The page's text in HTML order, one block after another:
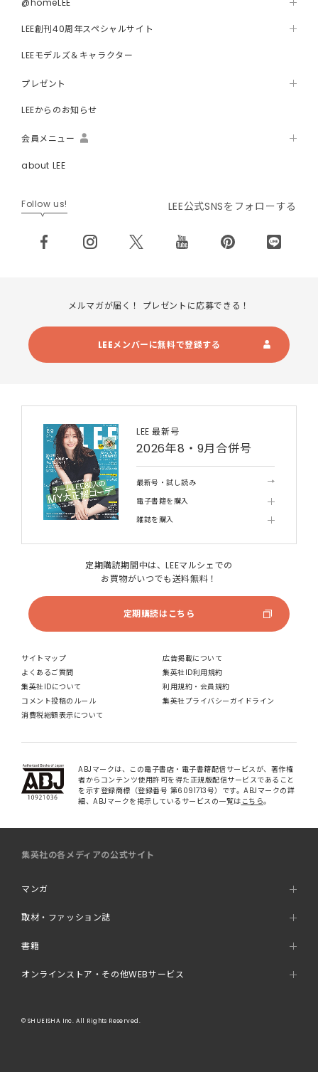
LEE創刊40周年スペシャルサイト
LEEモデルズ＆キャラクター
プレゼント
LEEからのお知らせ
会員メニュー
about LEE
Follow us! LEE公式SNSをフォローする
メルマガが届く！ プレゼントに応募できる！
LEEメンバーに無料で登録する
LEE 最新号
2026年8・9月合併号
最新号・試し読み
電子書籍を購入
雑誌を購入
定期購読期間中は、LEEマルシェでの
お買物がいつでも送料無料！
定期購読はこちら
サイトマップ
広告掲載について
よくあるご質問
集英社ID利用規約
集英社IDについて
利用規約・会員規約
コメント投稿のルール
集英社プライバシーガイドライン
消費税総額表示について
ABJマークは、この電子書店・電子書籍配信サービスが、著作権
者からコンテンツ使用許可を得た正規版配信サービスであること
を示す登録商標（登録番号 第6091713号）です。ABJマークの詳
細、ABJマークを掲示しているサービスの一覧は こちら。
集英社の各メディアの公式サイト
マンガ
取材・ファッション誌
書籍
オンラインストア・その他WEBサービス
© SHUEISHA Inc. All Rights Reserved.